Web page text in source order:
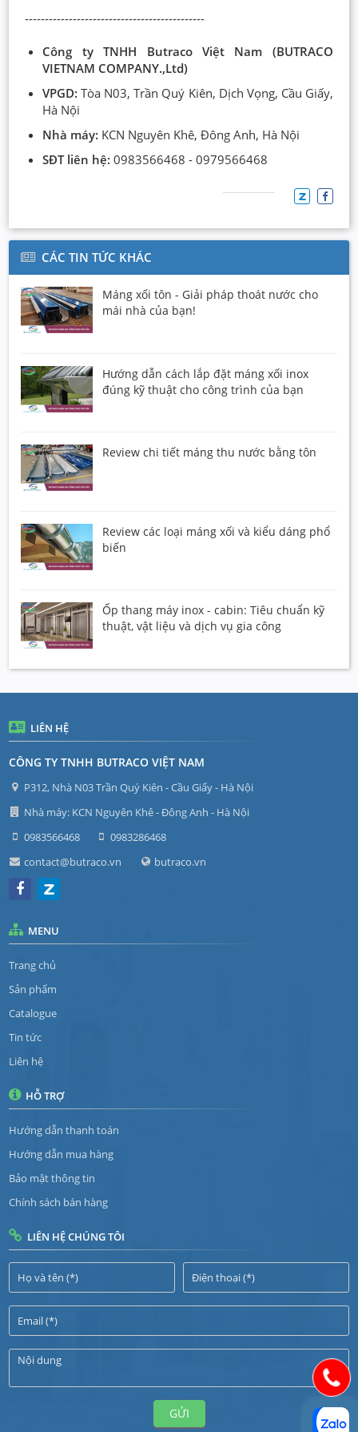
---------------------------------------------
Công ty TNHH Butraco Việt Nam (BUTRACO
VIETNAM COMPANY.,Ltd)
VPGD: Tòa N03, Trần Quý Kiên, Dịch Vọng, Cầu Giấy,
Hà Nội
Nhà máy: KCN Nguyên Khê, Đông Anh, Hà Nội
SĐT liên hệ: 0983566468 - 0979566468
CÁC TIN TỨC KHÁC
Máng xối tôn - Giải pháp thoát nước cho
mái nhà của bạn!
Hướng dẫn cách lắp đặt máng xối inox
đúng kỹ thuật cho công trình của bạn
Review chi tiết máng thu nước bằng tôn
Review các loại máng xối và kiểu dáng phổ
biến
Ốp thang máy inox - cabin: Tiêu chuẩn kỹ
thuật, vật liệu và dịch vụ gia công
LIÊN HỆ
CÔNG TY TNHH BUTRACO VIỆT NAM
P312, Nhà N03 Trần Quý Kiên - Cầu Giấy - Hà Nội
Nhà máy: KCN Nguyên Khê - Đông Anh - Hà Nội
0983566468
0983286468
contact@butraco.vn
butraco.vn
MENU
Trang chủ
Sản phẩm
Catalogue
Tin tức
Liên hệ
HỖ TRỢ
Hướng dẫn thanh toán
Hướng dẫn mua hàng
Bảo mật thông tin
Chính sách bán hàng
LIÊN HỆ CHÚNG TÔI
GỬI